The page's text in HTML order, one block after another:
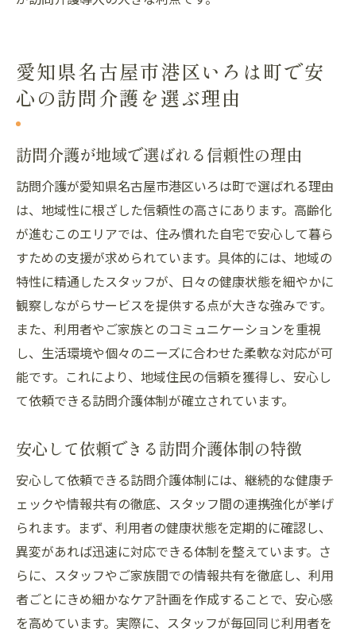
制
訪問介護利用者の声から分かる安心感の実
例
いろは町で叶える快適な訪問介護生活
自宅生活が豊かになる訪問介護の工夫
訪問介護がもたらす快適な暮らしの実践法
個別ニーズに応える訪問介護の最適提案
訪問介護導入で感じる生活の変化や喜び
快適な訪問介護生活を続けるためのコツ
愛知県名古屋市港区いろは町で安
心の訪問介護を選ぶ理由
訪問介護が地域で選ばれる信頼性の理由
訪問介護が愛知県名古屋市港区いろは町で選ばれる理由
は、地域性に根ざした信頼性の高さにあります。高齢化
が進むこのエリアでは、住み慣れた自宅で安心して暮ら
すための支援が求められています。具体的には、地域の
特性に精通したスタッフが、日々の健康状態を細やかに
観察しながらサービスを提供する点が大きな強みです。
また、利用者やご家族とのコミュニケーションを重視
し、生活環境や個々のニーズに合わせた柔軟な対応が可
能です。これにより、地域住民の信頼を獲得し、安心し
て依頼できる訪問介護体制が確立されています。
安心して依頼できる訪問介護体制の特徴
安心して依頼できる訪問介護体制には、継続的な健康チ
ェックや情報共有の徹底、スタッフ間の連携強化が挙げ
られます。まず、利用者の健康状態を定期的に確認し、
異変があれば迅速に対応できる体制を整えています。さ
らに、スタッフやご家族間での情報共有を徹底し、利用
者ごとにきめ細かなケア計画を作成することで、安心感
を高めています。実際に、スタッフが毎回同じ利用者を